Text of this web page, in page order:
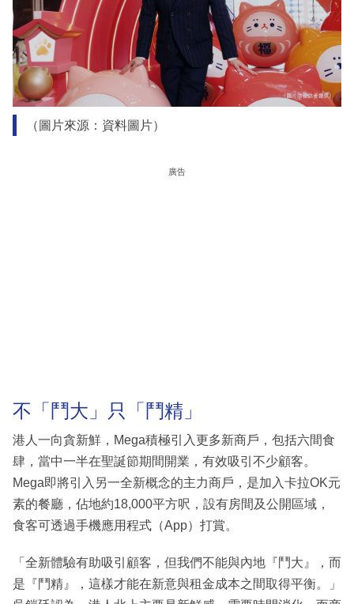
（圖片來源：資料圖片）
廣告
不「鬥大」只「鬥精」
港人一向貪新鮮，Mega積極引入更多新商戶，包括六間食
肆，當中一半在聖誕節期間開業，有效吸引不少顧客。
Mega即將引入另一全新概念的主力商戶，是加入卡拉OK元
素的餐廳，佔地約18,000平方呎，設有房間及公開區域，
食客可透過手機應用程式（App）打賞。
「全新體驗有助吸引顧客，但我們不能與內地『鬥大』，而
是『鬥精』，這樣才能在新意與租金成本之間取得平衡。」